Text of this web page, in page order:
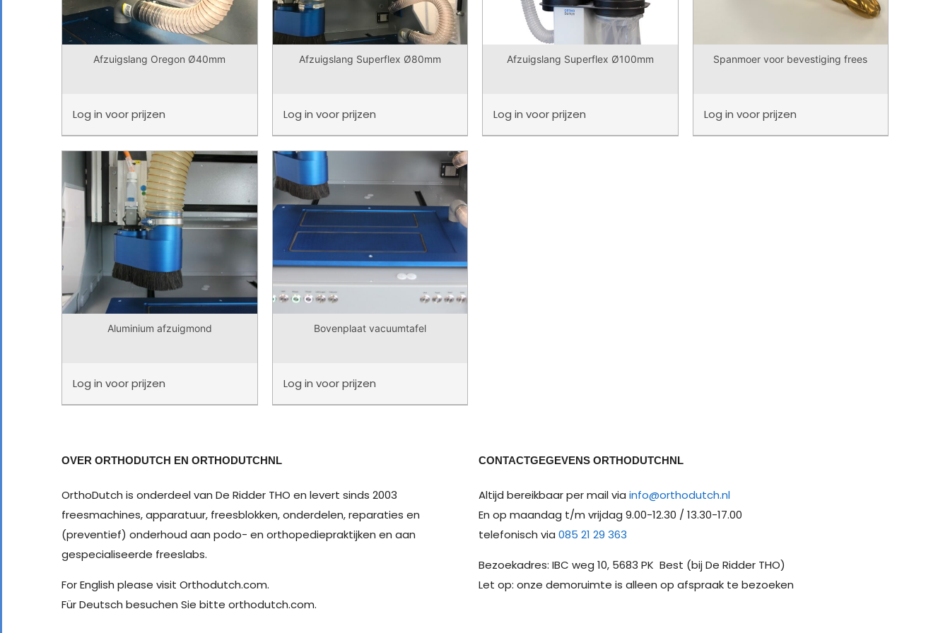
Afzuigslang Oregon Ø40mm
Log in voor prijzen
Afzuigslang Superflex Ø80mm
Log in voor prijzen
Afzuigslang Superflex Ø100mm
Log in voor prijzen
Spanmoer voor bevestiging frees
Log in voor prijzen
Aluminium afzuigmond
Log in voor prijzen
Bovenplaat vacuumtafel
Log in voor prijzen
OVER ORTHODUTCH EN ORTHODUTCHNL
OrthoDutch is onderdeel van De Ridder THO en levert sinds 2003
freesmachines, apparatuur, freesblokken, onderdelen, reparaties en
(preventief) onderhoud aan podo- en orthopediepraktijken en aan
gespecialiseerde freeslabs.
For English please visit Orthodutch.com.
Für Deutsch besuchen Sie bitte orthodutch.com.
CONTACTGEGEVENS ORTHODUTCHNL
Altijd bereikbaar per mail via info@orthodutch.nl
En op maandag t/m vrijdag 9.00-12.30 / 13.30-17.00
telefonisch via 085 21 29 363
Bezoekadres: IBC weg 10, 5683 PK Best (bij De Ridder THO)
Let op: onze demoruimte is alleen op afspraak te bezoeken